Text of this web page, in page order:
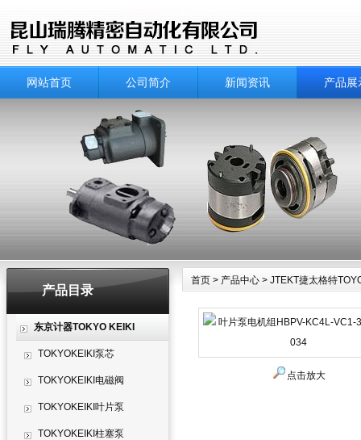
网站首页 公司简介 新闻资讯 产品展
产品目录
东京计器TOKYO KEIKI
TOKYOKEIKI泵芯
TOKYOKEIKI电磁阀
TOKYOKEIKI叶片泵
TOKYOKEIKI柱塞泵
首页 > 产品中心 > JTEKT捷太格特
产品中心
点击放大